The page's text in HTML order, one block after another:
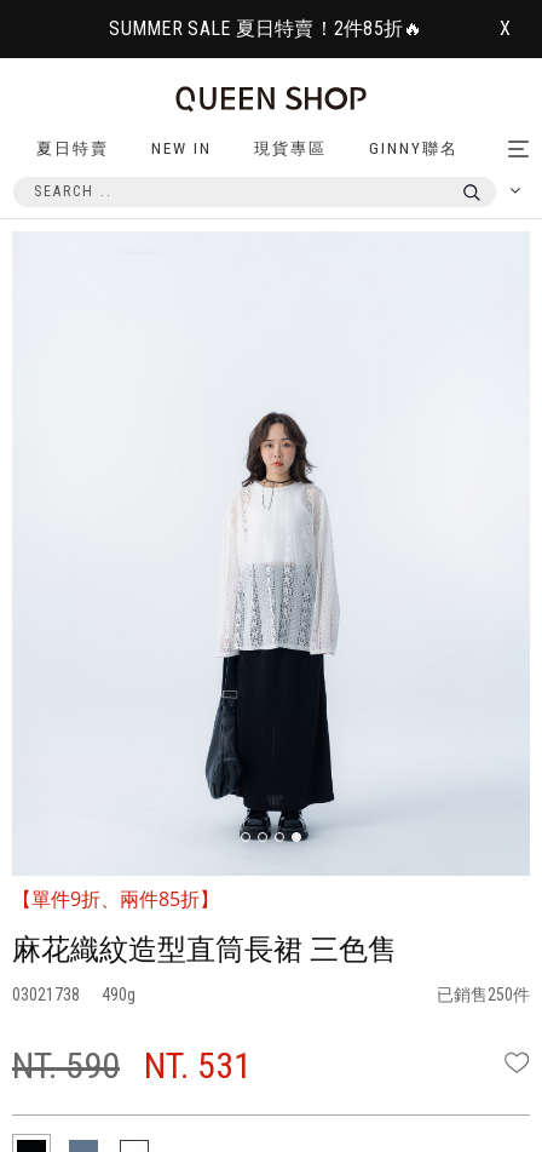
SUMMER SALE 夏日特賣！2件85折🔥 X
夏日特賣 NEW IN 現貨專區 GINNY聯名
【單件9折、兩件85折】
麻花織紋造型直筒長裙 三色售
03021738 490 已銷售250件
NT. 590 NT. 531